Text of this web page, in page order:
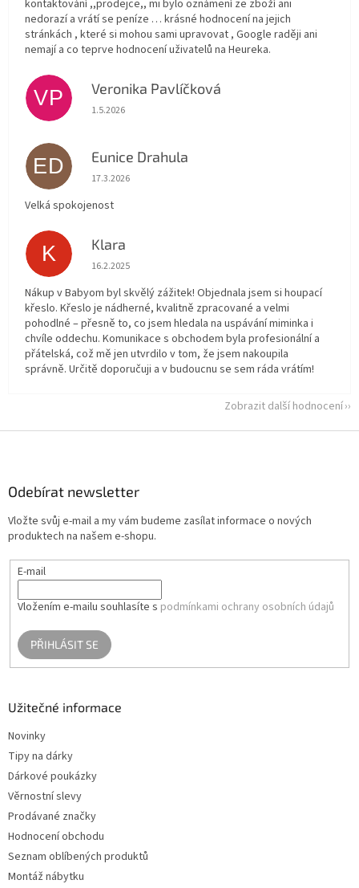
kontaktování ,,prodejce,, mi bylo oznámení ze zboží ani
nedorazí a vrátí se peníze … krásné hodnocení na jejich
stránkách , které si mohou sami upravovat , Google raději ani
nemají a co teprve hodnocení uživatelů na Heureka.
VP Veronika Pavlíčková
Hodnocení obchodu je 5 z 5 hvězdiček.
1.5.2026
ED Eunice Drahula
Hodnocení obchodu je 5 z 5 hvězdiček.
17.3.2026
Velká spokojenost
K Klara
Hodnocení obchodu je 5 z 5 hvězdiček.
16.2.2025
Nákup v Babyom byl skvělý zážitek! Objednala jsem si houpací
křeslo. Křeslo je nádherné, kvalitně zpracované a velmi
pohodlné – přesně to, co jsem hledala na uspávání miminka i
chvíle oddechu. Komunikace s obchodem byla profesionální a
přátelská, což mě jen utvrdilo v tom, že jsem nakoupila
správně. Určitě doporučuji a v budoucnu se sem ráda vrátím!
Zobrazit další hodnocení
Odebírat newsletter
Vložte svůj e-mail a my vám budeme zasílat informace o nových
produktech na našem e-shopu.
E-mail
Vložením e-mailu souhlasíte s podmínkami ochrany osobních údajů
PŘIHLÁSIT SE
Užitečné informace
Novinky
Tipy na dárky
Dárkové poukázky
Věrnostní slevy
Prodávané značky
Hodnocení obchodu
Seznam oblíbených produktů
Montáž nábytku